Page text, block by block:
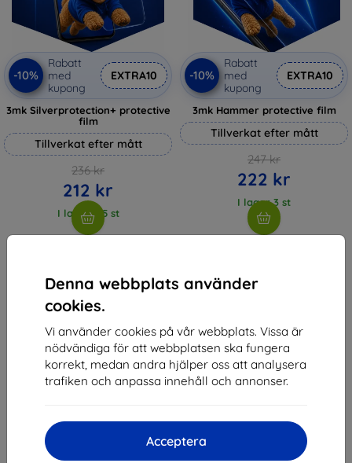
Denna webbplats använder
cookies.
Vi använder cookies på vår webbplats. Vissa är
nödvändiga för att webbplatsen ska fungera
korrekt, medan andra hjälper oss att analysera
trafiken och anpassa innehåll och annonser.
Acceptera
-10%
Rabatt
med
kupong
EXTRA10
3mk Silverprotection+ protective
film
Tillverkat efter mått
236 kr
212 kr
I lager > 5 st
-10%
Rabatt
med
kupong
EXTRA10
3mk Hammer protective film
Tillverkat efter mått
247 kr
222 kr
I lager 3 st
av totalt4.
Shield-SK s.r.o.